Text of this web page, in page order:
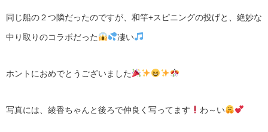
同じ船の２つ隣だったのですが、和竿+スピニングの投げと、絶妙な
中り取りのコラボだった 凄い
ホントにおめでとうございました
写真には、綾香ちゃんと後ろで仲良く写ってます わ～い